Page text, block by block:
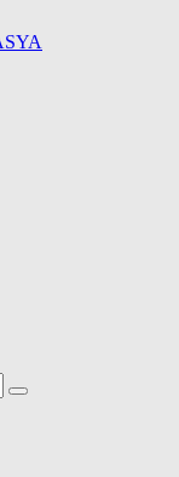
hal di sekitarnya